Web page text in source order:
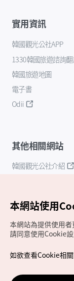
實用資訊
韓國觀光公社APP
1330韓國旅遊諮詢
韓國旅遊地圖
電子書
Odii
其他相關網站
韓國觀光公社介紹
Copyrights (c) 韓
如有相關疑問或
本網站使用
本網站為提供使用
請同意使用Cookie
如欲查看Cookie相